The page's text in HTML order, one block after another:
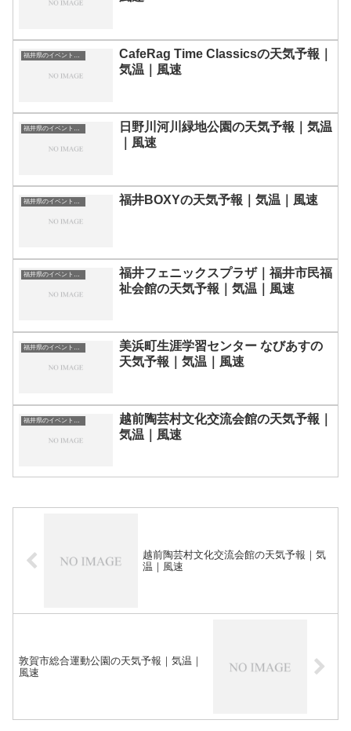
福井県のイベント会場一覧
CafeRag Time Classicsの天気予報｜
気温｜風速
福井県のイベント会場一覧
日野川河川緑地公園の天気予報｜気温
｜風速
福井県のイベント会場一覧 福井BOXYの天気予報｜気温｜風速
福井フェニックスプラザ｜福井市民福
祉会館の天気予報｜気温｜風速
美浜町生涯学習センター なびあすの
天気予報｜気温｜風速
越前陶芸村文化交流会館の天気予報｜
気温｜風速
越前陶芸村文化交流会館の天気予報｜気
温｜風速
敦賀市総合運動公園の天気予報｜気温｜
風速